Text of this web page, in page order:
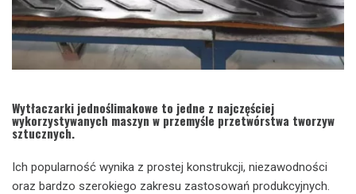
Wytłaczarki jednoślimakowe to jedne z najczęściej
wykorzystywanych maszyn w przemyśle przetwórstwa tworzyw
sztucznych.
Ich popularność wynika z prostej konstrukcji, niezawodności
oraz bardzo szerokiego zakresu zastosowań produkcyjnych.